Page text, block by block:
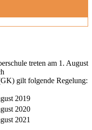
treten am 1. August
gilt folgende Regelung:
2019
2020
2021